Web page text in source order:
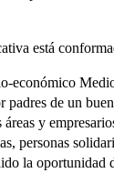
está
económico
padres de un
y
personas
la oportunidad